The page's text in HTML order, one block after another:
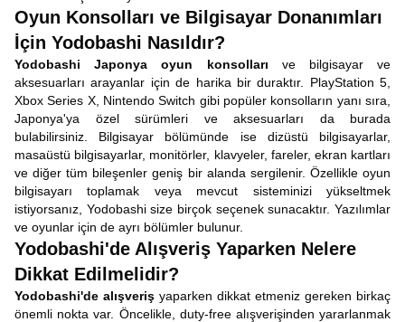
Oyun Konsolları ve Bilgisayar Donanımları
İçin Yodobashi Nasıldır?
Yodobashi Japonya oyun konsolları ve bilgisayar ve
aksesuarları arayanlar için de harika bir duraktır. PlayStation 5,
Xbox Series X, Nintendo Switch gibi popüler konsolların yanı sıra,
Japonya'ya özel sürümleri ve aksesuarları da burada
bulabilirsiniz. Bilgisayar bölümünde ise dizüstü bilgisayarlar,
masaüstü bilgisayarlar, monitörler, klavyeler, fareler, ekran kartları
ve diğer tüm bileşenler geniş bir alanda sergilenir. Özellikle oyun
bilgisayarı toplamak veya mevcut sisteminizi yükseltmek
istiyorsanız, Yodobashi size birçok seçenek sunacaktır. Yazılımlar
ve oyunlar için de ayrı bölümler bulunur.
Yodobashi'de Alışveriş Yaparken Nelere
Dikkat Edilmelidir?
Yodobashi'de alışveriş yaparken dikkat etmeniz gereken birkaç
önemli nokta var. Öncelikle, duty-free alışverişinden yararlanmak